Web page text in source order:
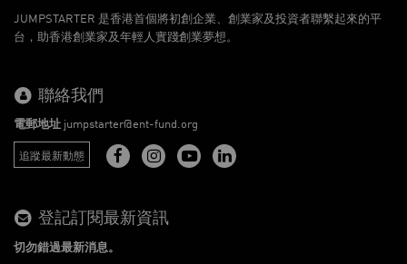
JUMPSTARTER 是香港首個將初創企業、創業家及投資者聯繫起來的平
台，助香港創業家及年輕人實踐創業夢想。
聯絡我們
電郵地址 jumpstarter@ent-fund.org
追蹤最新動態
登記訂閱最新資訊
切勿錯過最新消息。